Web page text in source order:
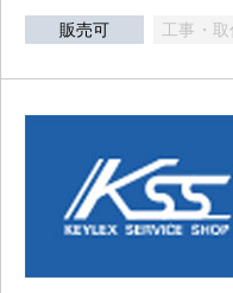
販売可 工事・取